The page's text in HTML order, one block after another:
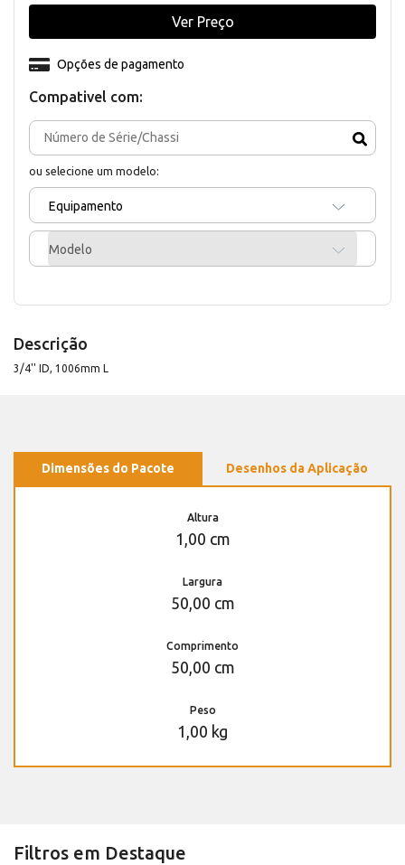
Compativel com:
ou selecione um modelo:
Equipamento
Modelo
Opções de pagamento
Ver Preço
Descrição
3/4'' ID, 1006mm L
Dimensões do Pacote Desenhos da Aplicação
Altura
1,00 cm
Largura
50,00 cm
Comprimento
50,00 cm
Peso
1,00 kg
Filtros em Destaque